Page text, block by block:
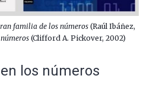
familia de los números (Raúl Ibáñez,
(Clifford A. Pickover, 2002)
los números